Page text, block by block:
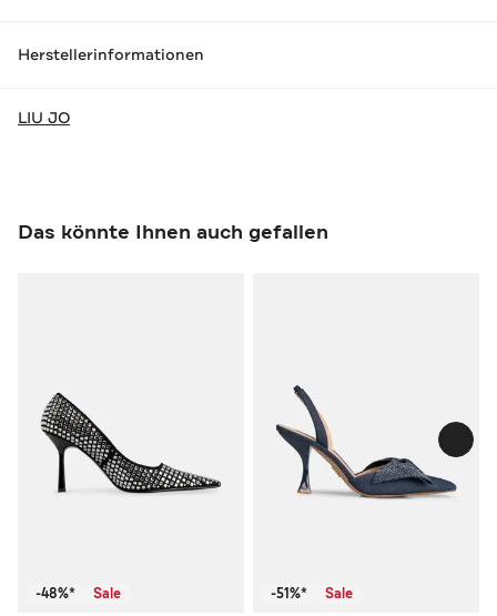
Herstellerinformationen
LIU JO
Das könnte Ihnen auch gefallen
-48%* Sale -51%* Sale